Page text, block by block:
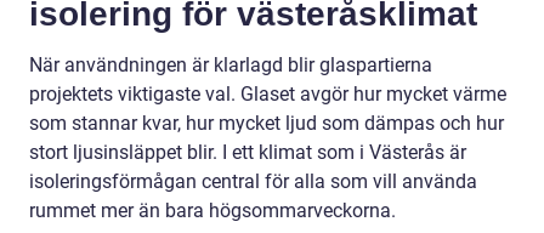
isolering för västeråsklimat
När användningen är klarlagd blir glaspartierna
projektets viktigaste val. Glaset avgör hur mycket värme
som stannar kvar, hur mycket ljud som dämpas och hur
stort ljusinsläppet blir. I ett klimat som i Västerås är
isoleringsförmågan central för alla som vill använda
rummet mer än bara högsommarveckorna.